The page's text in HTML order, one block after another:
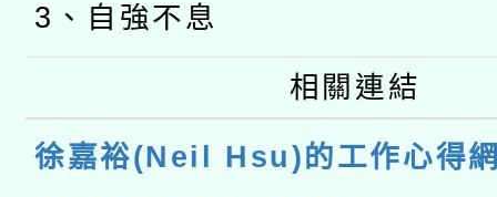
3、自強不息
相關連結
徐嘉裕(Neil Hsu)的工作心得